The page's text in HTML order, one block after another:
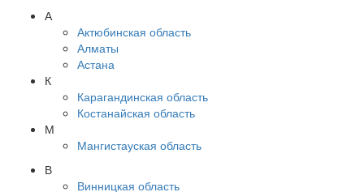
А
Актюбинская область
Алматы
Астана
К
Карагандинская область
Костанайская область
М
Мангистауская область
В
Винницкая область